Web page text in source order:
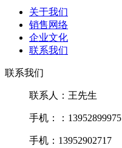
关于我们
销售网络
企业文化
联系我们
联系我们
联系人：王先生
手机：：13952899975
手机：13952902717